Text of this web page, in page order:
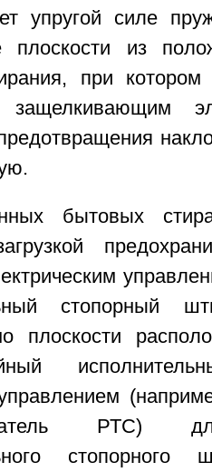
упругой силе
из
при
бытовых
стопорный
плоскости
РТС)